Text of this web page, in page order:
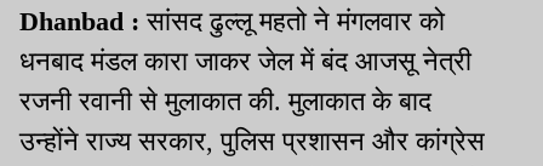
Dhanbad :सांसद ढुल्लू महतो ने मंगलवार को
धनबाद मंडल कारा जाकर जेल में बंद आजसू नेत्री
रजनी रवानी से मुलाकात की. मुलाकात के बाद
उन्होंने राज्य सरकार, पुलिस प्रशासन और कांग्रेस